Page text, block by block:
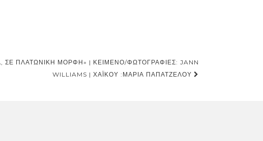
ΣΕ ΠΛΑΤΩΝΙΚΉ ΜΟΡΦΉ» | ΚΕΊΜΕΝΟ/ΦΩΤΟΓΡΑΦΊΕΣ: JANN
WILLIAMS | ΧΑΪΚΟΎ :ΜΑΡΊΑ ΠΑΠΑΤΖΈΛΟΥ